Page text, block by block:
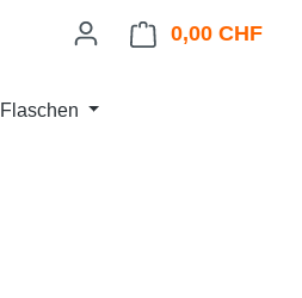
0,00 CHF